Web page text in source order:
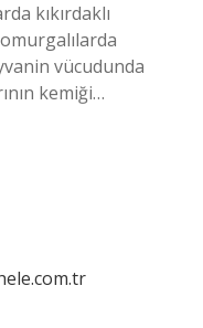
kıkırdaklı
vücudunda
kemiği…